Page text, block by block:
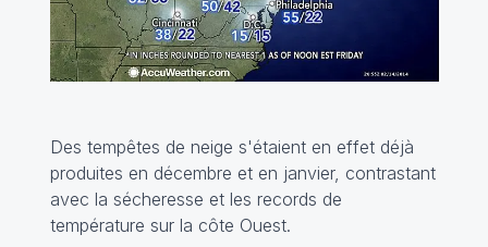
Des tempêtes de neige s'étaient en effet déjà
produites en décembre et en janvier, contrastant
avec la sécheresse et les records de
température sur la côte Ouest.